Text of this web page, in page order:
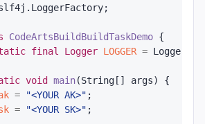
CodeArtsBuildBuildTaskDemo {
final Logger LOGGER =
void main(String[] args)
{
= "<YOUR AK>" ;
= "<YOUR SK>" ;